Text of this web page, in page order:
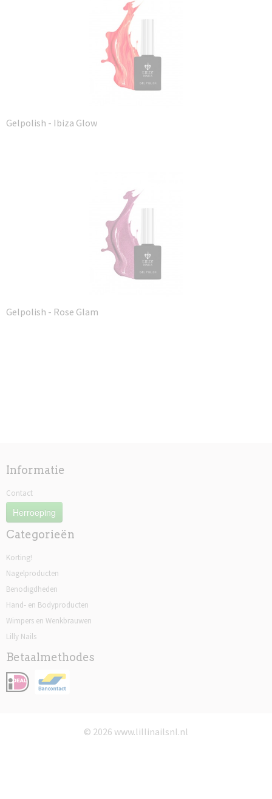
Gelpolish - Ibiza Glow
Gelpolish - Rose Glam
Informatie
Contact
Herroeping
Categorieën
Korting!
Nagelproducten
Benodigdheden
Hand- en Bodyproducten
Wimpers en Wenkbrauwen
Lilly Nails
Betaalmethodes
© 2026 www.lillinailsnl.nl